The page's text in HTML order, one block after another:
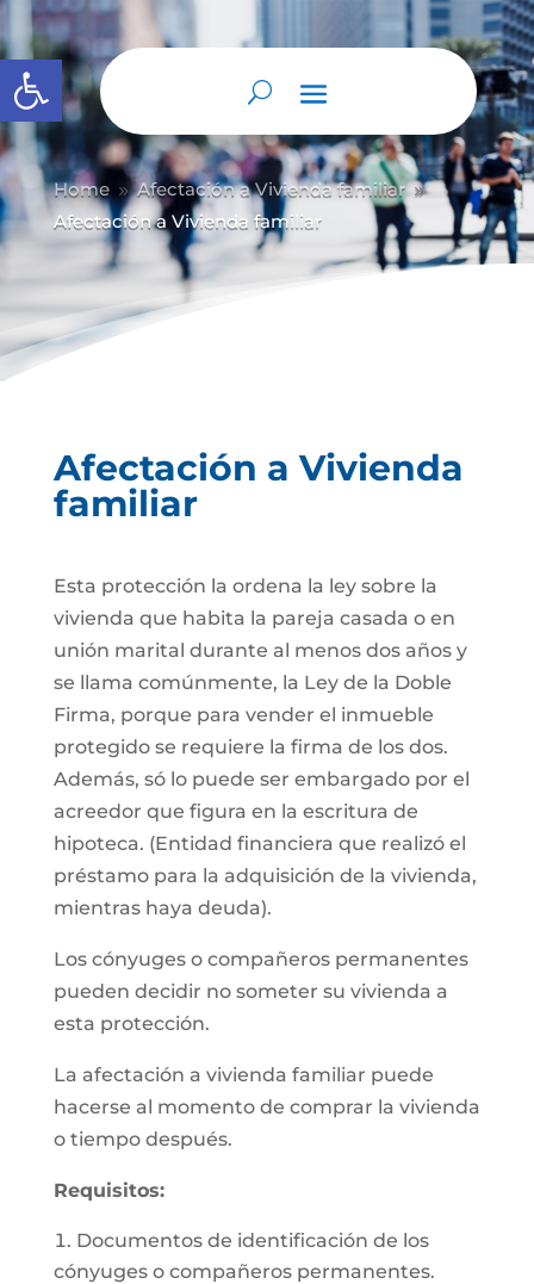
Abrir barra de herramientas
Home 9 Afectación a Vivienda familiar 9
Afectación a Vivienda familiar
Afectación a Vivienda
familiar
Esta protección la ordena la ley sobre la
vivienda que habita la pareja casada o en
unión marital durante al menos dos años y
se llama comúnmente, la Ley de la Doble
Firma, porque para vender el inmueble
protegido se requiere la firma de los dos.
Además, só lo puede ser embargado por el
acreedor que figura en la escritura de
hipoteca. (Entidad financiera que realizó el
préstamo para la adquisición de la vivienda,
mientras haya deuda).
Los cónyuges o compañeros permanentes
pueden decidir no someter su vivienda a
esta protección.
La afectación a vivienda familiar puede
hacerse al momento de comprar la vivienda
o tiempo después.
Requisitos:
Documentos de identificación de los
cónyuges o compañeros permanentes.